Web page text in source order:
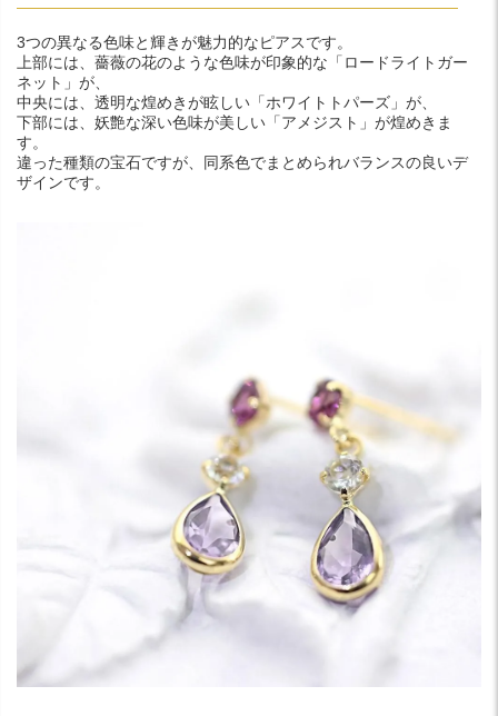
3つの異なる色味と輝きが魅力的なピアスです。
上部には、薔薇の花のような色味が印象的な「ロードライトガー
ネット」が、
中央には、透明な煌めきが眩しい「ホワイトトパーズ」が、
下部には、妖艶な深い色味が美しい「アメジスト」が煌めきま
す。
違った種類の宝石ですが、同系色でまとめられバランスの良いデ
ザインです。